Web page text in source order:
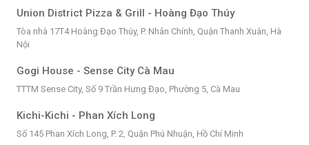
Union District Pizza & Grill - Hoàng Đạo Thúy
Tòa nhà 17T4 Hoàng Đạo Thúy, P. Nhân Chính, Quận Thanh Xuân, Hà
Nội
Gogi House - Sense City Cà Mau
TTTM Sense City, Số 9 Trần Hưng Đạo, Phường 5, Cà Mau
Kichi-Kichi - Phan Xích Long
Số 145 Phan Xích Long, P. 2, Quận Phú Nhuận, Hồ Chí Minh